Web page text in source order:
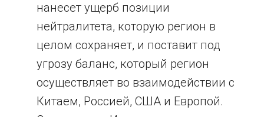
нанесет ущерб позиции
нейтралитета, которую регион в
целом сохраняет, и поставит под
угрозу баланс, который регион
осуществляет во взаимодействии с
Китаем, Россией, США и Европой.